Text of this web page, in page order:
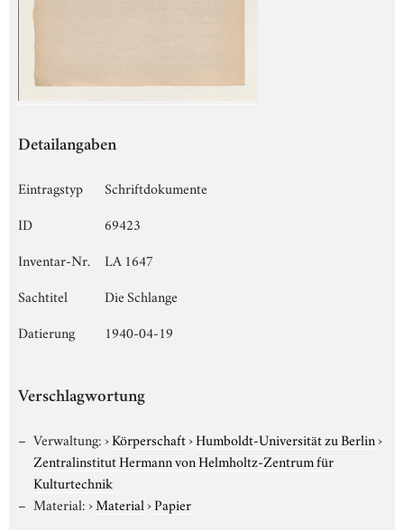
Detailangaben
Eintragstyp
Schriftdokumente
ID
69423
Inventar-Nr.
LA 1647
Sachtitel
Die Schlange
Datierung
1940-04-19
Verschlagwortung
Verwaltung:›Körperschaft›Humboldt-Universität zu Berlin›
Zentralinstitut Hermann von Helmholtz-Zentrum für
Kulturtechnik
Material:›Material›Papier